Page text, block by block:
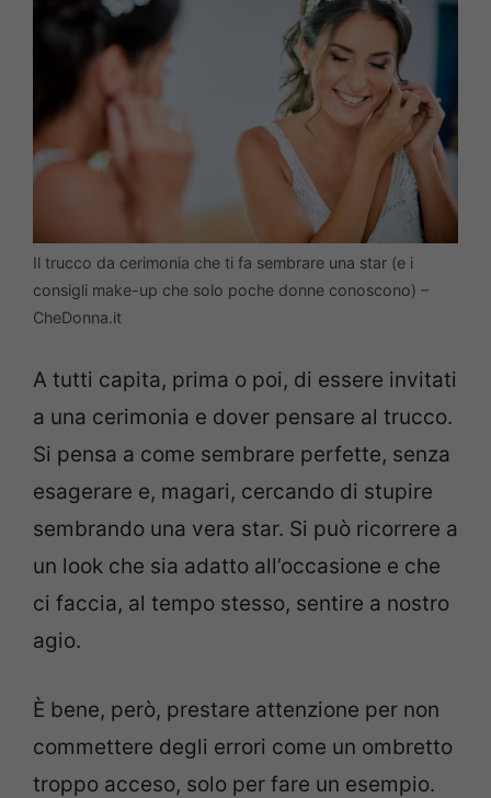
Il trucco da cerimonia che ti fa sembrare una star (e i
consigli make-up che solo poche donne conoscono) –
CheDonna.it
A tutti capita, prima o poi, di essere invitati
a una cerimonia e dover pensare al trucco.
Si pensa a come sembrare perfette, senza
esagerare e, magari, cercando di stupire
sembrando una vera star. Si può ricorrere a
un look che sia adatto all’occasione e che
ci faccia, al tempo stesso, sentire a nostro
agio.
È bene, però, prestare attenzione per non
commettere degli errori come un ombretto
troppo acceso, solo per fare un esempio.